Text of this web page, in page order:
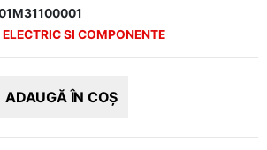
SI COMPONENTE
ADAUGĂ ÎN COȘ